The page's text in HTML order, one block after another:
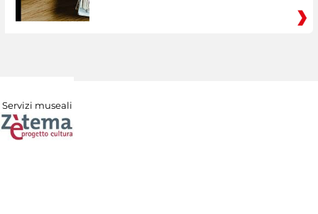
Servizi museali